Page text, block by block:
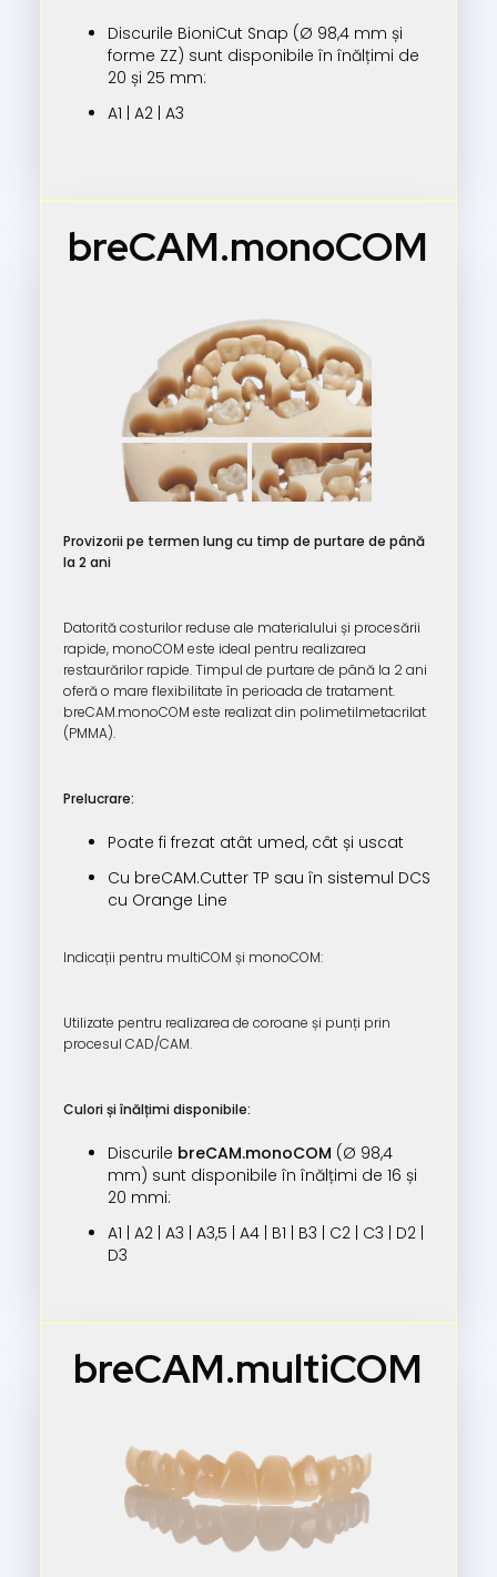
Discurile BioniCut Snap (Ø 98,4 mm și
forme ZZ) sunt disponibile în înălțimi de
20 și 25 mm:
A1 | A2 | A3
breCAM.monoCOM
Provizorii pe termen lung cu timp de purtare de până
la 2 ani
Datorită costurilor reduse ale materialului și procesării
rapide, monoCOM este ideal pentru realizarea
restaurărilor rapide. Timpul de purtare de până la 2 ani
oferă o mare flexibilitate în perioada de tratament.
breCAM.monoCOM este realizat din polimetilmetacrilat
(PMMA).
Prelucrare:
Poate fi frezat atât umed, cât și uscat
Cu breCAM.Cutter TP sau în sistemul DCS
cu Orange Line
Indicații pentru multiCOM și monoCOM:
Utilizate pentru realizarea de coroane și punți prin
procesul CAD/CAM.
Culori și înălțimi disponibile:
Discurile breCAM.monoCOM (Ø 98,4
mm) sunt disponibile în înălțimi de 16 și
20 mmi:
A1 | A2 | A3 | A3,5 | A4 | B1 | B3 | C2 | C3 | D2 |
D3
breCAM.multiCOM